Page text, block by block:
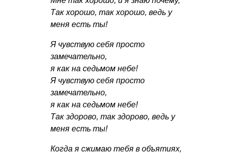
Так хорошо, так хорошо, ведь у
меня есть ты!
Я чувствую себя просто
замечательно,
я как на седьмом небе!
Я чувствую себя просто
замечательно,
я как на седьмом небе!
Так здорово, так здорово, ведь у
меня есть ты!
Когда я сжимаю тебя в объятиях,